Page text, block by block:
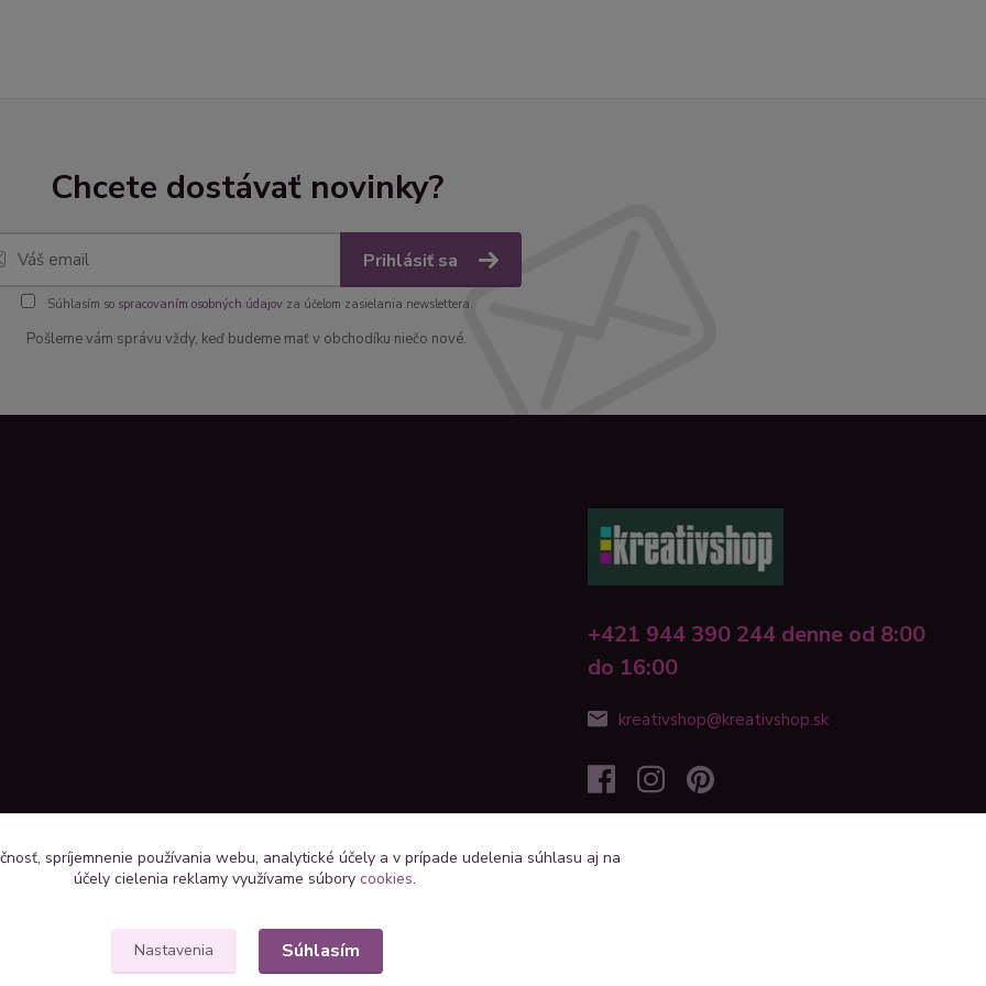
Chcete dostávať novinky?
Prihlásiť sa
Súhlasím so spracovaním osobných údajovza účelom zasielania newslettera.
Pošleme vám správu vždy, keď budeme mať v obchodíku niečo nové.
+421 944 390 244 denne od 8:00
do 16:00
kreativshop@kreativshop.sk
spríjemnenie používania webu, analytické účely a v prípade udelenia súhlasu aj na
účely cielenia reklamy využívame súbory cookies.
Nastavenia Súhlasím